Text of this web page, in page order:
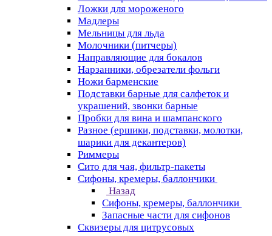
Ложки для мороженого
Мадлеры
Мельницы для льда
Молочники (питчеры)
Направляющие для бокалов
Нарзанники, обрезатели фольги
Ножи барменские
Подставки барные для салфеток и
украшений, звонки барные
Пробки для вина и шампанского
Разное (ершики, подставки, молотки,
шарики для декантеров)
Риммеры
Сито для чая, фильтр-пакеты
Сифоны, кремеры, баллончики
Назад
Сифоны, кремеры, баллончики
Запасные части для сифонов
Сквизеры для цитрусовых